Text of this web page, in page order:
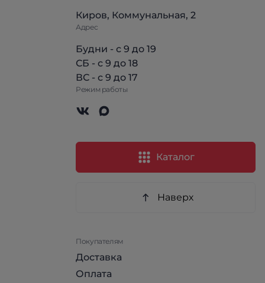
Киров, Коммунальная, 2
Адрес
Будни - с 9 до 19
СБ - с 9 до 18
ВС - с 9 до 17
Режим работы
Каталог
Наверх
Покупателям
Доставка
Оплата